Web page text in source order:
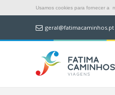
Usamos cookies para fornecer a
geral@fatimacaminhos.pt